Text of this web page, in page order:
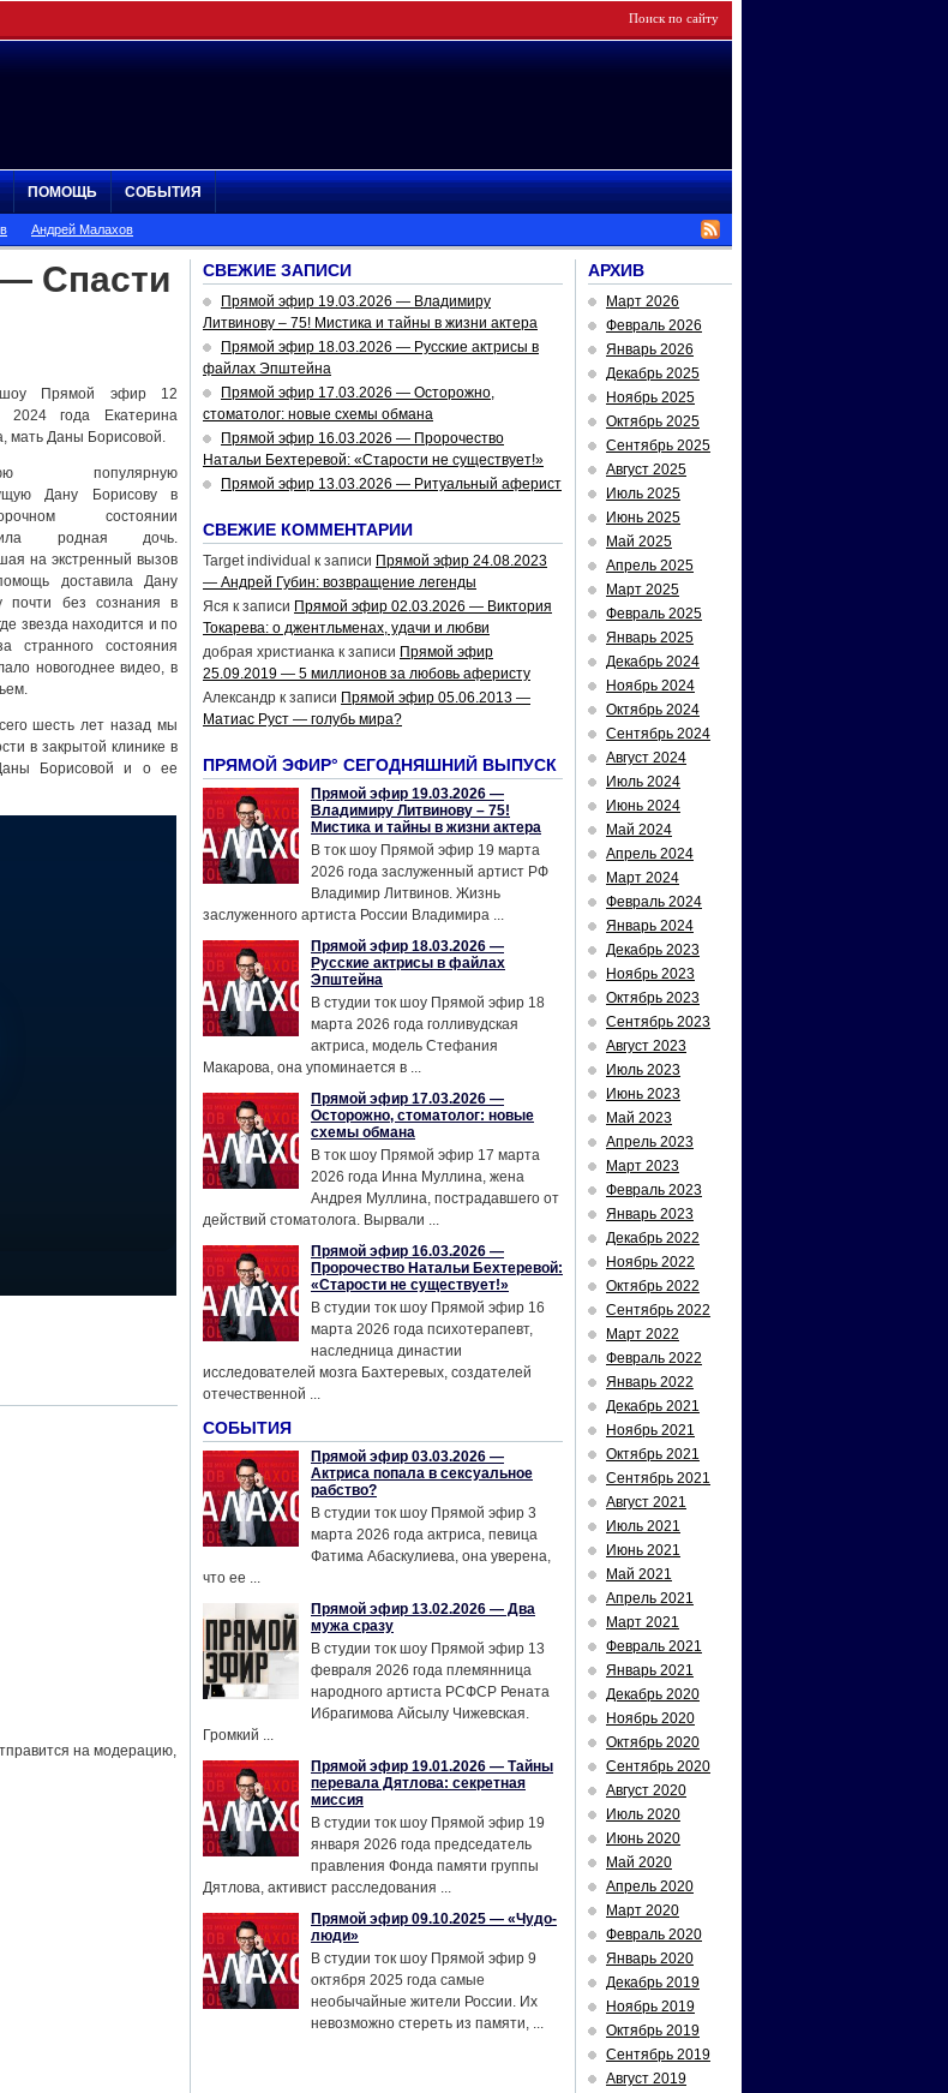
ПОМОЩЬ СОБЫТИЯ
Андрей Малахов
Cпасти
Прямой эфир 12
2024 года Екатерина
мать Даны Борисовой.
популярную
Дану Борисову в
состоянии
родная дочь.
на экстренный вызов
доставила Дану
почти без сознания в
звезда находится и по
странного состояния
новогоднее видео, в
шесть лет назад мы
в закрытой клинике в
Борисовой и о ее
на модерацию,
СВЕЖИЕ ЗАПИСИ
Прямой эфир 19.03.2026 — Владимиру
Литвинову – 75! Мистика и тайны в жизни актера
Прямой эфир 18.03.2026 — Русские актрисы в
файлах Эпштейна
Прямой эфир 17.03.2026 — Осторожно,
стоматолог: новые схемы обмана
Прямой эфир 16.03.2026 — Пророчество
Натальи Бехтеревой: «Старости не существует!»
Прямой эфир 13.03.2026 — Ритуальный аферист
СВЕЖИЕ КОММЕНТАРИИ
Target individual к записи Прямой эфир 24.08.2023
— Андрей Губин: возвращение легенды
Яся к записи Прямой эфир 02.03.2026 — Виктория
Токарева: о джентльменах, удачи и любви
добрая христианка к записи Прямой эфир
25.09.2019 — 5 миллионов за любовь аферисту
Александр к записи Прямой эфир 05.06.2013 —
Матиас Руст — голубь мира?
ПРЯМОЙ ЭФИР° СЕГОДНЯШНИЙ ВЫПУСК
Прямой эфир 19.03.2026 —
Владимиру Литвинову – 75!
Мистика и тайны в жизни актера
В ток шоу Прямой эфир 19 марта
2026 года заслуженный артист РФ
Владимир Литвинов. Жизнь
заслуженного артиста России Владимира ...
Прямой эфир 18.03.2026 —
Русские актрисы в файлах
Эпштейна
В студии ток шоу Прямой эфир 18
марта 2026 года голливудская
актриса, модель Стефания
Макарова, она упоминается в ...
Прямой эфир 17.03.2026 —
Осторожно, стоматолог: новые
схемы обмана
В ток шоу Прямой эфир 17 марта
2026 года Инна Муллина, жена
Андрея Муллина, пострадавшего от
действий стоматолога. Вырвали ...
Прямой эфир 16.03.2026 —
Пророчество Натальи Бехтеревой:
«Старости не существует!»
В студии ток шоу Прямой эфир 16
марта 2026 года психотерапевт,
наследница династии
исследователей мозга Бахтеревых, создателей
отечественной ...
СОБЫТИЯ
Прямой эфир 03.03.2026 —
Актриса попала в сексуальное
рабство?
В студии ток шоу Прямой эфир 3
марта 2026 года актриса, певица
Фатима Абаскулиева, она уверена,
что ее ...
Прямой эфир 13.02.2026 — Два
мужа сразу
В студии ток шоу Прямой эфир 13
февраля 2026 года племянница
народного артиста РСФСР Рената
Ибрагимова Айсылу Чижевская.
Громкий ...
Прямой эфир 19.01.2026 — Тайны
перевала Дятлова: секретная
миссия
В студии ток шоу Прямой эфир 19
января 2026 года председатель
правления Фонда памяти группы
Дятлова, активист расследования ...
Прямой эфир 09.10.2025 — «Чудо-
люди»
В студии ток шоу Прямой эфир 9
октября 2025 года самые
необычайные жители России. Их
невозможно стереть из памяти, ...
АРХИВ
Март 2026
Февраль 2026
Январь 2026
Декабрь 2025
Ноябрь 2025
Октябрь 2025
Сентябрь 2025
Август 2025
Июль 2025
Июнь 2025
Май 2025
Апрель 2025
Март 2025
Февраль 2025
Январь 2025
Декабрь 2024
Ноябрь 2024
Октябрь 2024
Сентябрь 2024
Август 2024
Июль 2024
Июнь 2024
Май 2024
Апрель 2024
Март 2024
Февраль 2024
Январь 2024
Декабрь 2023
Ноябрь 2023
Октябрь 2023
Сентябрь 2023
Август 2023
Июль 2023
Июнь 2023
Май 2023
Апрель 2023
Март 2023
Февраль 2023
Январь 2023
Декабрь 2022
Ноябрь 2022
Октябрь 2022
Сентябрь 2022
Март 2022
Февраль 2022
Январь 2022
Декабрь 2021
Ноябрь 2021
Октябрь 2021
Сентябрь 2021
Август 2021
Июль 2021
Июнь 2021
Май 2021
Апрель 2021
Март 2021
Февраль 2021
Январь 2021
Декабрь 2020
Ноябрь 2020
Октябрь 2020
Сентябрь 2020
Август 2020
Июль 2020
Июнь 2020
Май 2020
Апрель 2020
Март 2020
Февраль 2020
Январь 2020
Декабрь 2019
Ноябрь 2019
Октябрь 2019
Сентябрь 2019
Август 2019